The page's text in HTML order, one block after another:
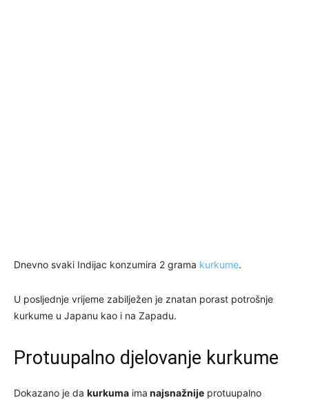
Dnevno svaki Indijac konzumira 2 grama kurkume.
U posljednje vrijeme zabilježen je znatan porast potrošnje
kurkume u Japanu kao i na Zapadu.
Protuupalno djelovanje kurkume
Dokazano je da kurkuma ima najsnažnije protuupalno